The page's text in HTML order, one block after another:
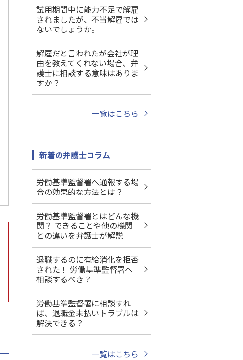
試用期間中に能力不足で解雇
されましたが、不当解雇では
ないでしょうか。
解雇だと言われたが会社が理
由を教えてくれない場合、弁
護士に相談する意味はありま
すか？
一覧はこちら
新着の弁護士コラム
労働基準監督署へ通報する場
合の効果的な方法とは？
労働基準監督署とはどんな機
関？ できることや他の機関
との違いを弁護士が解説
退職するのに有給消化を拒否
された！ 労働基準監督署へ
相談するべき？
労働基準監督署に相談すれ
ば、退職金未払いトラブルは
解決できる？
一覧はこちら